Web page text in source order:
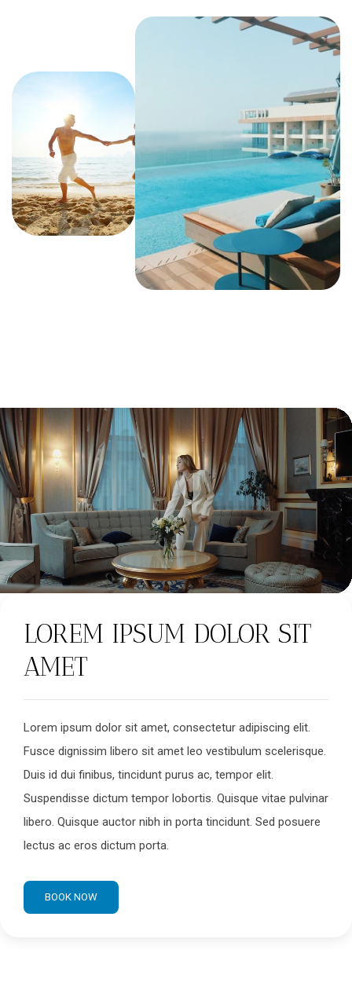
LOREM IPSUM DOLOR SIT
AMET
Lorem ipsum dolor sit amet, consectetur adipiscing elit.
Fusce dignissim libero sit amet leo vestibulum scelerisque.
Duis id dui finibus, tincidunt purus ac, tempor elit.
Suspendisse dictum tempor lobortis. Quisque vitae pulvinar
libero. Quisque auctor nibh in porta tincidunt. Sed posuere
lectus ac eros dictum porta.
BOOK NOW